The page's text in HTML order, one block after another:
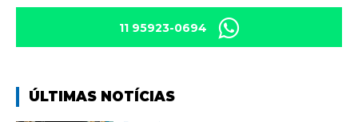
11 95923-0694
ÚLTIMAS NOTÍCIAS